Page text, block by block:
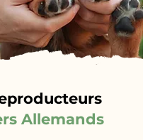
Allemands